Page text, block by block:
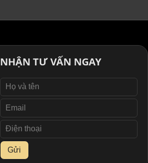
NHẬN TƯ VẤN NGAY
Gửi